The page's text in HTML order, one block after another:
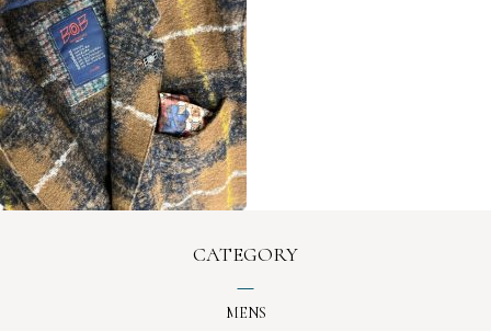
CATEGORY
MENS